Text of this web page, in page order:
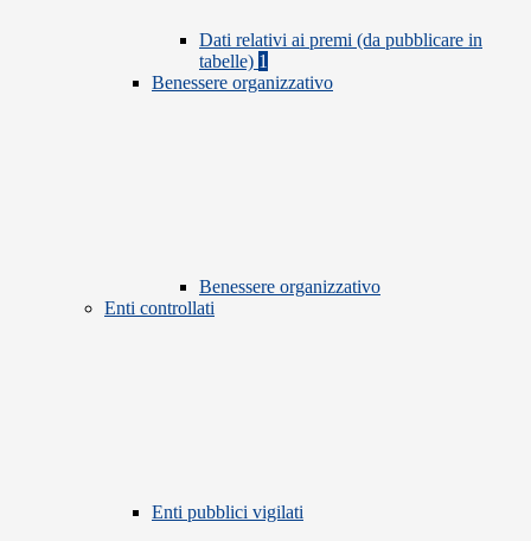
Dati relativi ai premi (da pubblicare in
tabelle) 1
Benessere organizzativo
Benessere organizzativo
Enti controllati
Enti pubblici vigilati